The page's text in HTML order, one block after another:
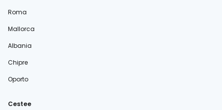
Roma
Mallorca
Albania
Chipre
Oporto
Cestee